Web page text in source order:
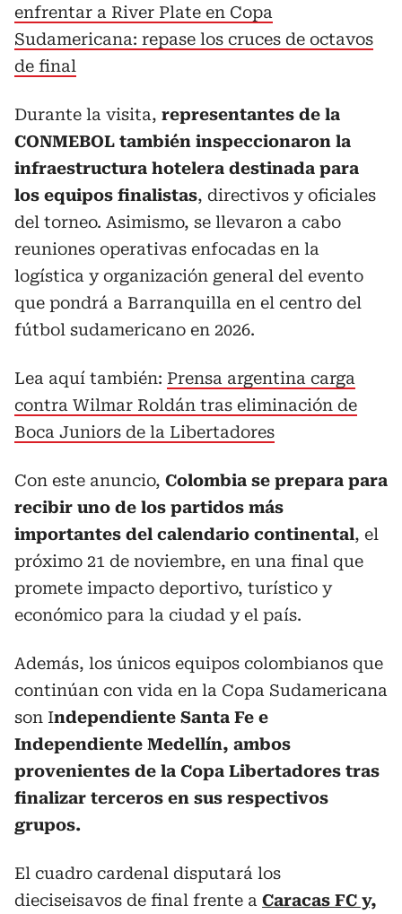
enfrentar a River Plate en Copa
Sudamericana: repase los cruces de octavos
de final
Durante la visita, representantes de la
CONMEBOL también inspeccionaron la
infraestructura hotelera destinada para
los equipos finalistas, directivos y oficiales
del torneo. Asimismo, se llevaron a cabo
reuniones operativas enfocadas en la
logística y organización general del evento
que pondrá a Barranquilla en el centro del
fútbol sudamericano en 2026.
Lea aquí también: Prensa argentina carga
contra Wilmar Roldán tras eliminación de
Boca Juniors de la Libertadores
Con este anuncio, Colombia se prepara para
recibir uno de los partidos más
importantes del calendario continental, el
próximo 21 de noviembre, en una final que
promete impacto deportivo, turístico y
económico para la ciudad y el país.
Además, los únicos equipos colombianos que
continúan con vida en la Copa Sudamericana
son Independiente Santa Fe e
Independiente Medellín, ambos
provenientes de la Copa Libertadores tras
finalizar terceros en sus respectivos
grupos.
El cuadro cardenal disputará los
dieciseisavos de final frente a Caracas FC y,